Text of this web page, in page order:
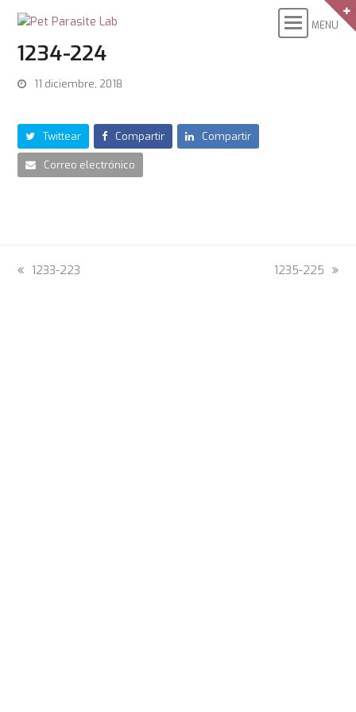
1234-224
11 diciembre, 2018
Twittear Compartir Compartir
Correo electrónico
previous
1233-223
next
1235-225